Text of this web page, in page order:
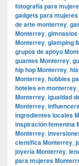
fotografía para
gadgets para
de arte monterrey,
Monterrey,
Monterrey, glamping
grupos de apoyo
guantes Monterrey,
hip hop Monterrey,
Monterrey, hobbies
hoteles en monterrey,
Monterrey, igualdad
Monterrey,
ingredientes locales
inspiración femenina
Monterrey,
científica Monterrey,
joyería Monterrey,
para mujeres